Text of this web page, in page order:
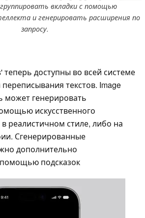
вкладки с помощью
и генерировать расширения по
запросу.
теперь доступны во всей системе
текстов. Image
может генерировать
искусственного
реалистичном стиле, либо на
Сгенерированные
дополнительно
подсказок